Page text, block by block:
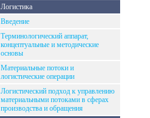
Логистика
Введение
Терминологический аппарат,
концептуальные и методические
основы
Материальные потоки и
логистические операции
Логистический подход к управлению
материальными потоками в сферах
производства и обращения